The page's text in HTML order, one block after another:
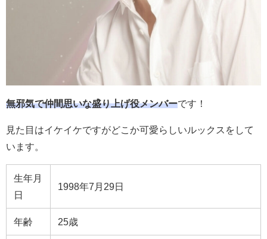
無邪気で仲間思いな盛り上げ役メンバーです！
見た目はイケイケですがどこか可愛らしいルックスをして
います。
生年月
日
1998年7月29日
年齢 25歳